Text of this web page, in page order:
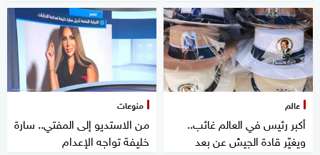
عالم
أكبر رئيس في العالم غائب..
ويغيّر قادة الجيش عن بعد
منوعات
من الاستديو إلى المفتي.. سارة
خليفة تواجه الإعدام